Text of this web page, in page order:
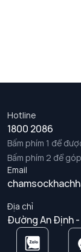
Hotline
1800 2086
Bấm phím 1 để
Bấm phím 2 để
Email
Địa chỉ
Đường An Định